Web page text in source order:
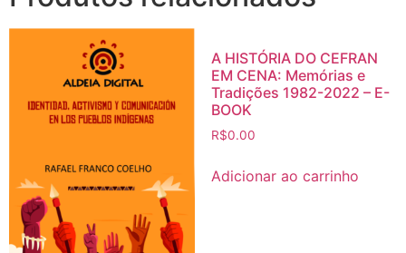
A HISTÓRIA DO CEFRAN
EM CENA: Memórias e
Tradições 1982-2022 – E-
BOOK
R$0.00
Adicionar ao carrinho